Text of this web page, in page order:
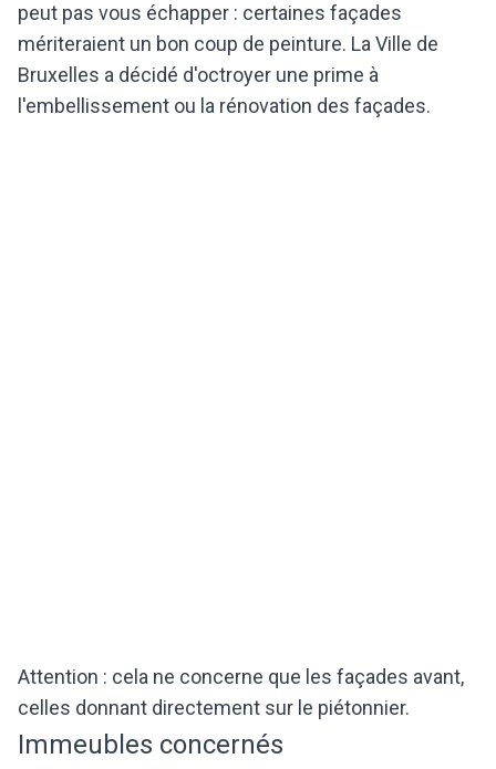
peut pas vous échapper : certaines façades
mériteraient un bon coup de peinture. La Ville de
Bruxelles a décidé d'octroyer une prime à
l'embellissement ou la rénovation des façades.
Attention : cela ne concerne que les façades avant,
celles donnant directement sur le piétonnier.
Immeubles concernés